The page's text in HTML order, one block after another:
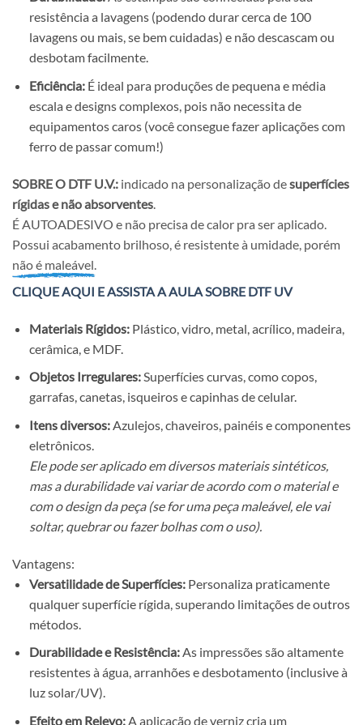
resistência a lavagens (podendo durar cerca de 100
lavagens ou mais, se bem cuidadas) e não descascam ou
desbotam facilmente.
Eficiência:É ideal para produções de pequena e média
escala e designs complexos, pois não necessita de
equipamentos caros (você consegue fazer aplicações com
ferro de passar comum!)
SOBRE O DTF U.V.: indicado na personalização desuperfícies
rígidas e não absorventes.
É AUTOADESIVO e não precisa de calor pra ser aplicado.
Possui acabamento brilhoso, é resistente à umidade, porém
não é maleável.
CLIQUE AQUI E ASSISTA A AULA SOBRE DTF UV
Materiais Rígidos:Plástico, vidro, metal, acrílico, madeira,
cerâmica, e MDF.
Objetos Irregulares:Superfícies curvas, como copos,
garrafas, canetas, isqueiros e capinhas de celular.
Itens diversos:Azulejos, chaveiros, painéis e componentes
eletrônicos.
Ele pode ser aplicado em diversos materiais sintéticos,
mas a durabilidade vai variar de acordo com o material e
com o design da peça (se for uma peça maleável, ele vai
soltar, quebrar ou fazer bolhas com o uso).
Vantagens:
Versatilidade de Superfícies:Personaliza praticamente
qualquer superfície rígida, superando limitações de outros
métodos.
Durabilidade e Resistência:As impressões são altamente
resistentes à água, arranhões e desbotamento (inclusive à
luz solar/UV).
Efeito em Relevo:A aplicação de verniz cria um